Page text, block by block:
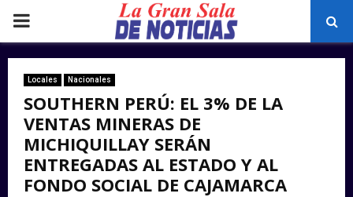
PRIMARY
MENU
Locales Nacionales
SOUTHERN PERÚ: EL 3% DE LA
VENTAS MINERAS DE
MICHIQUILLAY SERÁN
ENTREGADAS AL ESTADO Y AL
FONDO SOCIAL DE CAJAMARCA